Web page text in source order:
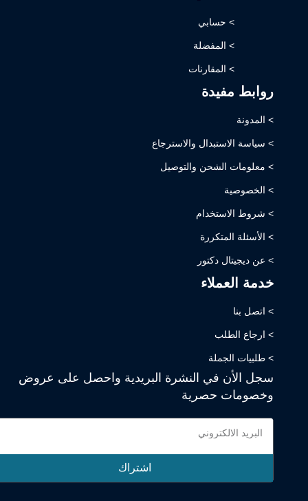
> حسابي
> المفضلة
> المقارنات
روابط مفيدة
> المدونة
> سياسة الاستبدال والاسترجاع
> معلومات الشحن والتوصيل
> الخصوصية
> شروط الاستخدام
> الأسئلة المتكررة
> عن ديجيتال دكتور
خدمة العملاء
> اتصل بنا
> ارجاع الطلب
> طلبيات الجملة
سجل الأن في النشرة البريدية واحصل على عروض
وخصومات حصرية
اشتراك